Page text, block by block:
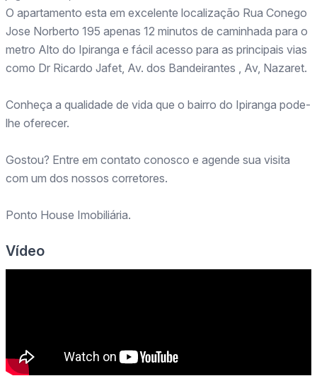
O apartamento esta em excelente localização Rua Conego
Jose Norberto 195 apenas 12 minutos de caminhada para o
metro Alto do Ipiranga e fácil acesso para as principais vias
como Dr Ricardo Jafet, Av. dos Bandeirantes , Av, Nazaret.
Conheça a qualidade de vida que o bairro do Ipiranga pode-
lhe oferecer.
Gostou? Entre em contato conosco e agende sua visita
com um dos nossos corretores.
Ponto House Imobiliária.
Vídeo